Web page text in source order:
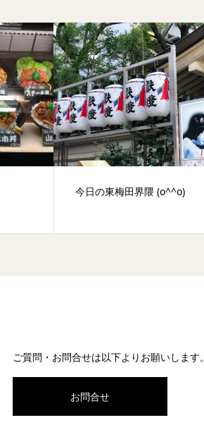
今日の東梅田界隈 (o^^o)
ご質問・お問合せは以下よりお願いします。
お問合せ